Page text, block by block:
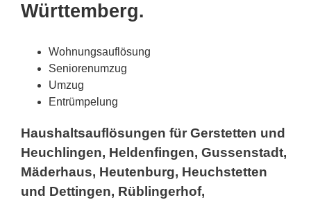
Württemberg.
Wohnungsauflösung
Seniorenumzug
Umzug
Entrümpelung
Haushaltsauflösungen für Gerstetten und
Heuchlingen, Heldenfingen, Gussenstadt,
Mäderhaus, Heutenburg, Heuchstetten
und Dettingen, Rüblingerhof,